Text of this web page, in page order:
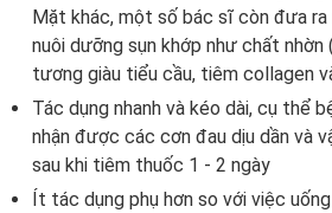
Mặt khác, một số bác sĩ còn đưa
nuôi dưỡng sụn khớp như chất nhờn
tương giàu tiểu cầu, tiêm collagen
Tác dụng nhanh và kéo dài, cụ thể
nhận được các cơn đau dịu dần và
sau khi tiêm thuốc 1 - 2 ngày
Ít tác dụng phụ hơn so với việc